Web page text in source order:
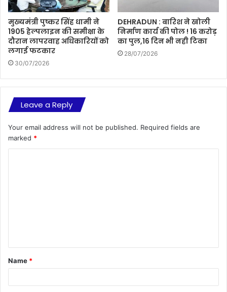
मुख्यमंत्री पुष्कर सिंह धामी ने
1905 हेल्पलाइन की समीक्षा के
दौरान लापरवाह अधिकारियों को
लगाई फटकार
30/07/2026
DEHRADUN : बारिश ने खोली
निर्माण कार्य की पोल ! 16 करोड़
का पुल,16 दिन भी नही टिका
28/07/2026
Leave a Reply
Your email address will not be published. Required fields are
marked *
t
*
Name *